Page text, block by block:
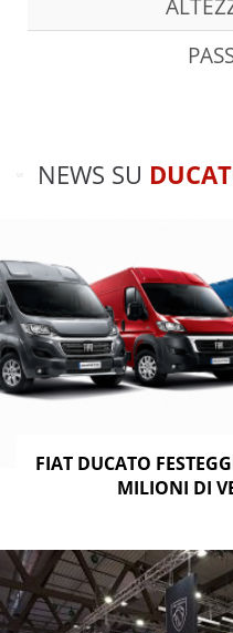
NEWS SU
FIAT DUCATO
MILIONI DI